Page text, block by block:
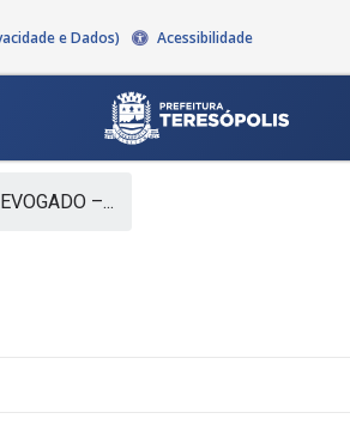
e Dados) Acessibilidade
–...